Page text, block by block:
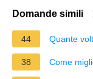
Domande simili
44 Quante
38 Come